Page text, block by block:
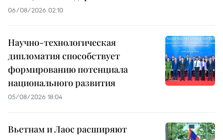
06/08/2026 02:10
Научно-технологическая
дипломатия способствует
формированию потенциала
национального развития
05/08/2026 18:04
Вьетнам и Лаос расширяют